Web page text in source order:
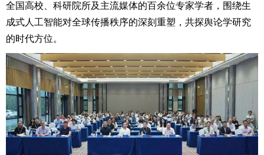
全国高校、科研院所及主流媒体的百余位专家学者，围绕生
成式人工智能对全球传播秩序的深刻重塑，共探舆论学研究
的时代方位。